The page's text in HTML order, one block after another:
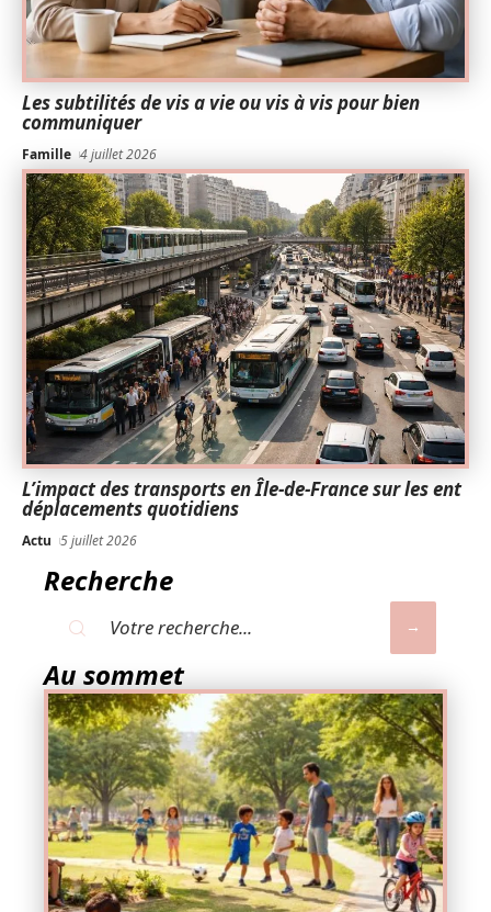
Les subtilités de vis a vie ou vis à vis pour bien
communiquer
Famille 4 juillet 2026
L’impact des transports en Île-de-France sur les ent
déplacements quotidiens
Actu 5 juillet 2026
Recherche
Au sommet